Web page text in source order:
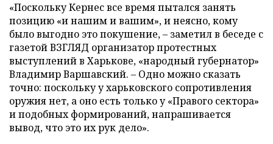
«Поскольку Кернес все время пытался занять
позицию «и нашим и вашим», и неясно, кому
было выгодно это покушение,– заметил в беседе с
газетой ВЗГЛЯД организатор протестных
выступлений в Харькове, «народный губернатор»
Владимир Варшавский. – Одно можно сказать
точно: поскольку у харьковского сопротивления
оружия нет, а оно есть только у «Правого сектора»
и подобных формирований, напрашивается
вывод, что это их рук дело».